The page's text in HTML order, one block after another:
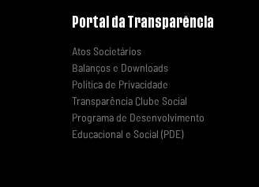
Portal da Transparência
Atos Societários
Balanços e Downloads
Política de Privacidade
Transparência Clube Social
Programa de Desenvolvimento
Educacional e Social (PDE)